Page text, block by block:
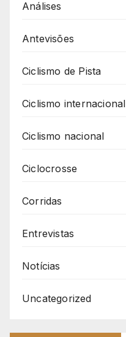
Análises
Antevisões
Ciclismo de Pista
Ciclismo internacional
Ciclismo nacional
Ciclocrosse
Corridas
Entrevistas
Notícias
Uncategorized